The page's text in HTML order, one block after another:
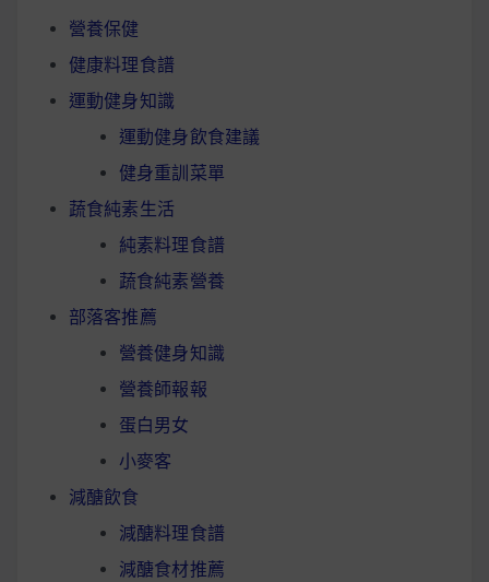
營養保健
健康料理食譜
運動健身知識
運動健身飲食建議
健身重訓菜單
蔬食純素生活
純素料理食譜
蔬食純素營養
部落客推薦
營養健身知識
營養師報報
蛋白男女
小麥客
減醣飲食
減醣料理食譜
減醣食材推薦